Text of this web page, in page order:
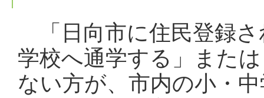
「日向市に住民登録
学校へ通学する」また
ない方が、市内の小・